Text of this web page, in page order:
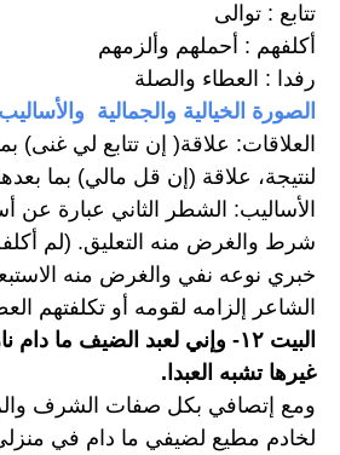
تتابع : توالى
أكلفهم : أحملهم وألزمهم
رفدا : العطاء والصلة
الصورة الخيالية والجمالية  والأساليب
الشاعر إلزامه لقومه أو تكلفتهم
غيرها تشبه العبدا.